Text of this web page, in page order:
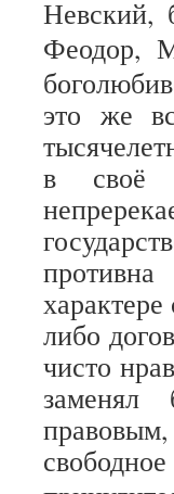
Невский,
Феодор,
это же
в своё
либо
чисто
заменял